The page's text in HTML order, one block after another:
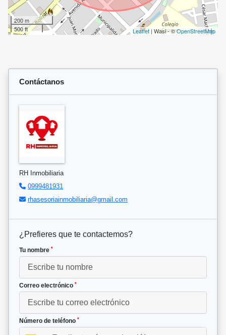
200 m
500 ft
Leaflet | Wasi - ©OpenStreetMap
Contáctanos
RH Inmobiliaria
0999481931
rhasesoriainmobiliaria@gmail.com
¿Prefieres que te contactemos?
Tu nombre *
Correo electrónico *
Número de teléfono *